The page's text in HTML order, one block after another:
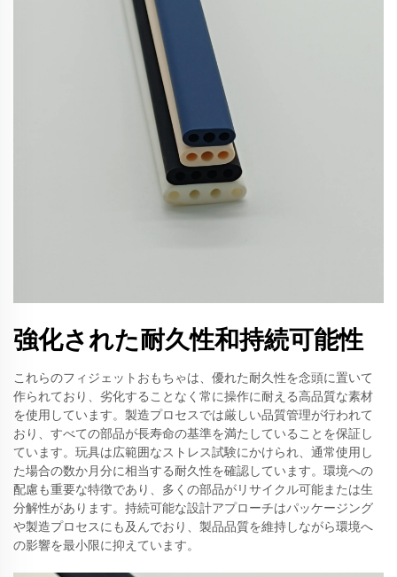
強化された耐久性和持続可能性
これらのフィジェットおもちゃは、優れた耐久性を念頭に置いて
作られており、劣化することなく常に操作に耐える高品質な素材
を使用しています。製造プロセスでは厳しい品質管理が行われて
おり、すべての部品が長寿命の基準を満たしていることを保証し
ています。玩具は広範囲なストレス試験にかけられ、通常使用し
た場合の数か月分に相当する耐久性を確認しています。環境への
配慮も重要な特徴であり、多くの部品がリサイクル可能または生
分解性があります。持続可能な設計アプローチはパッケージング
や製造プロセスにも及んでおり、製品品質を維持しながら環境へ
の影響を最小限に抑えています。